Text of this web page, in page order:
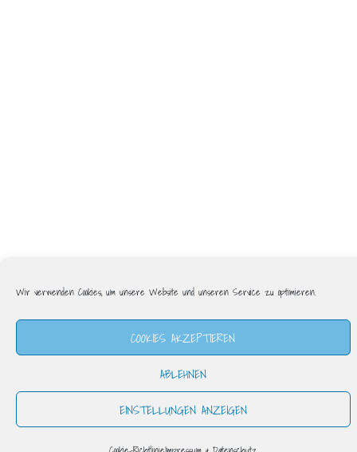
Wir verwenden Cookies, um unsere Website und unseren Service zu optimieren.
COOKIES AKZEPTIEREN
ABLEHNEN
EINSTELLUNGEN ANZEIGEN